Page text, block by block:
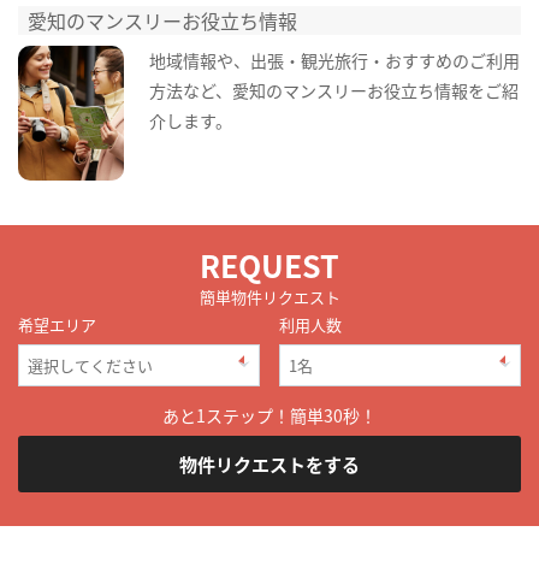
愛知のマンスリーお役立ち情報
地域情報や、出張・観光旅行・おすすめのご利用
方法など、愛知のマンスリーお役立ち情報をご紹
介します。
REQUEST
簡単物件リクエスト
希望エリア
利用人数
あと1ステップ！簡単30秒！
物件リクエストをする